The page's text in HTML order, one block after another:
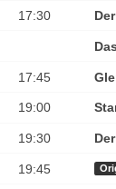
17:30
17:45
19:00
19:30
19:45